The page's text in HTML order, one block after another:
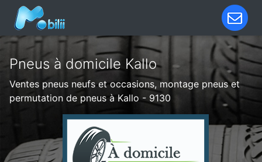
Pneus à domicile Kallo
Ventes pneus neufs et occasions, montage pneus et
permutation de pneus à Kallo - 9130